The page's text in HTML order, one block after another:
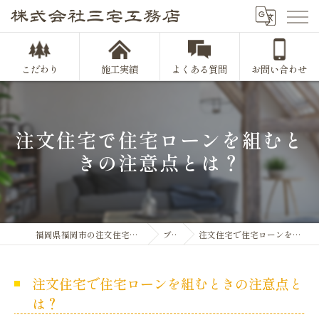
こだわり 施工実績 よくある質問 お問い合わせ
注文住宅で住宅ローンを組むと
きの注意点とは？
福岡県福岡市の注文住宅なら株式会社三宅工務店 ブログ 注文住宅で住宅ローンを組むときの注意点とは？
注文住宅で住宅ローンを組むときの注意点と
は？